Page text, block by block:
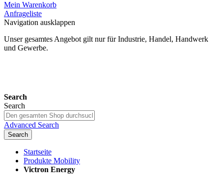
Mein Warenkorb
Anfrageliste
Navigation ausklappen
Unser gesamtes Angebot gilt nur für Industrie, Handel, Handwerk
und Gewerbe.
Search
Search
Advanced Search
Search
Startseite
Produkte Mobility
Victron Energy